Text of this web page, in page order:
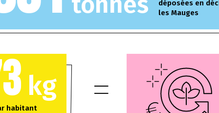
déposées en
les Mauges
kg
habitant